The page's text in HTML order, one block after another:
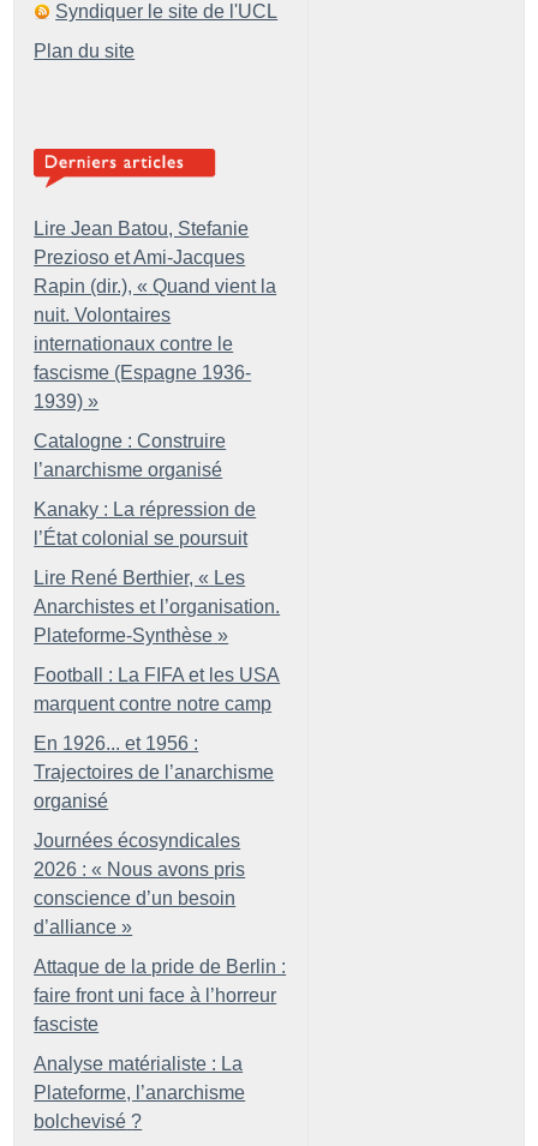
Syndiquer le site de l'UCL
Plan du site
Lire Jean Batou, Stefanie
Prezioso et Ami-Jacques
Rapin (dir.), « Quand vient la
nuit. Volontaires
internationaux contre le
fascisme (Espagne 1936-
1939) »
Catalogne : Construire
l’anarchisme organisé
Kanaky : La répression de
l’État colonial se poursuit
Lire René Berthier, « Les
Anarchistes et l’organisation.
Plateforme-Synthèse »
Football : La FIFA et les USA
marquent contre notre camp
En 1926... et 1956 :
Trajectoires de l’anarchisme
organisé
Journées écosyndicales
2026 : « Nous avons pris
conscience d’un besoin
d’alliance »
Attaque de la pride de Berlin :
faire front uni face à l’horreur
fasciste
Analyse matérialiste : La
Plateforme, l’anarchisme
bolchevisé ?